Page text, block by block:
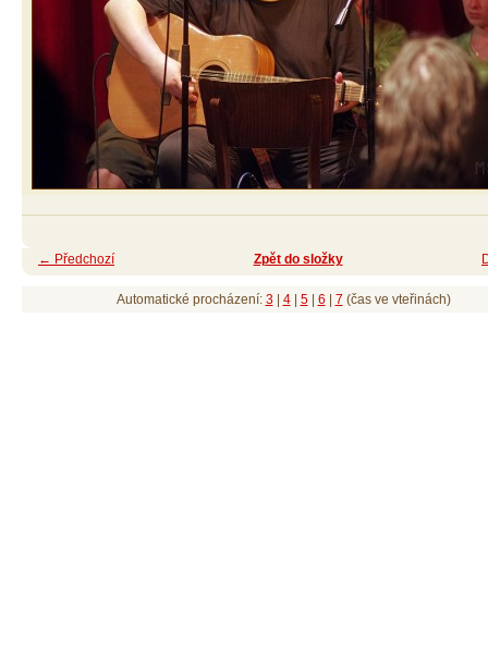
← Předchozí Zpět do složky
Automatické procházení: 3| 4| 5| 6 7 (čas ve vteřinách)